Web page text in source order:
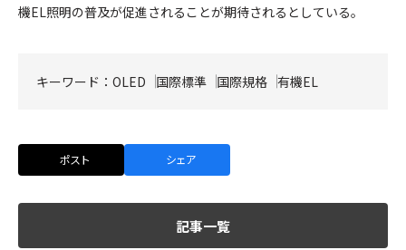
機EL照明の普及が促進されることが期待されるとしている。
キーワード： OLED 国際標準 国際規格 有機EL
ポスト シェア
記事一覧